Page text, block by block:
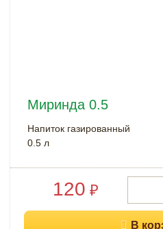
Миринда 0.5
Напиток газированный
0.5 л
120 ₽